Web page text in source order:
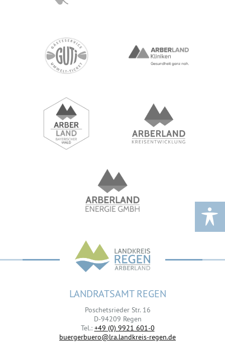
LANDRATSAMT REGEN
Poschetsrieder Str. 16
D-94209 Regen
Tel.: +49 (0) 9921 601-0
buergerbuero@lra.landkreis-regen.de